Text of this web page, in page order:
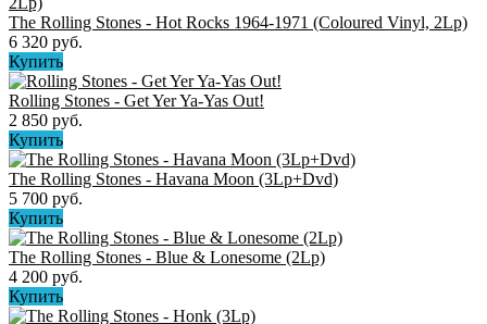
The Rolling Stones - Hot Rocks 1964-1971 (Coloured Vinyl, 2Lp)
6 320 руб.
Купить
Rolling Stones - Get Yer Ya-Yas Out!
2 850 руб.
Купить
The Rolling Stones ‎- Havana Moon (3Lp+Dvd)
5 700 руб.
Купить
The Rolling Stones ‎- Blue & Lonesome (2Lp)
4 200 руб.
Купить